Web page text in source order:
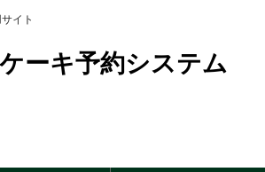
イト
ーキ予約システム